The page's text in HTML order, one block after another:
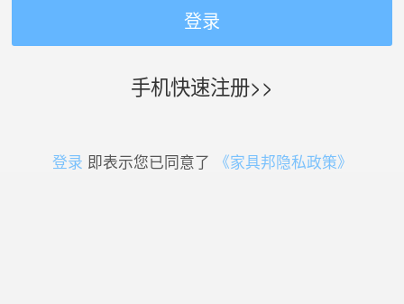
登录
手机快速注册>>
登录 即表示您已同意了 《家具邦隐私政策》